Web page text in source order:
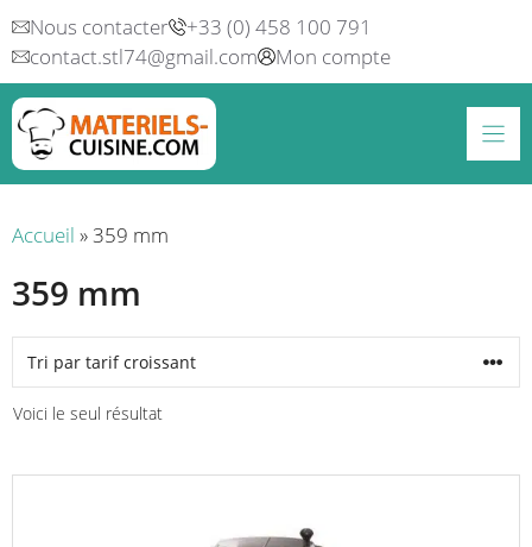
Aller
au
contenu
Nous contacter
+33 (0) 458 100 791
contact.stl74@gmail.com
Mon compte
Accueil » 359 mm
359 mm
Voici le seul résultat